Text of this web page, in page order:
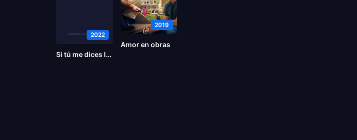
2022
Si tú me dices lee
2019
Amor en obras